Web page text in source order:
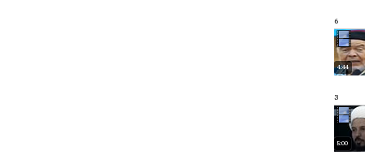
6
4:44
3
5:00